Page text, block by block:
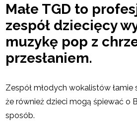
Małe TGD to
zespół dziecięcy
muzykę pop z
przesłaniem.
Zespół młodych wokalistów łamie
że również dzieci mogą śpiewać o
sposób.